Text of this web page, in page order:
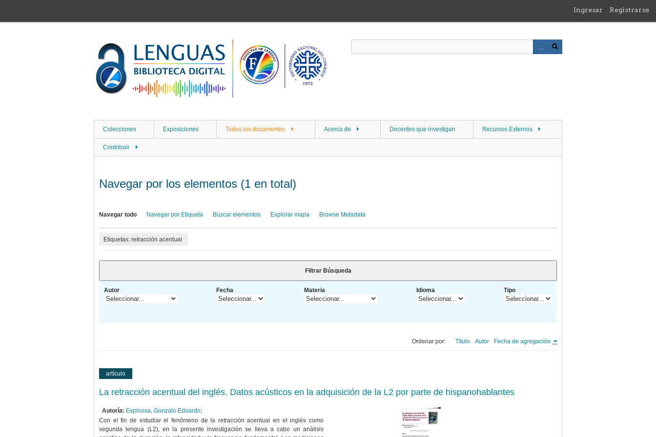
contenido
Ingresar Registrarse
Colecciones Exposiciones Todos los documentos Acerca de Docentes que investigan Recursos Externos
Contribuir
Navegar por los elementos (1 en total)
Navegar todo Navegar por Etiqueta Buscar elementos Explorar mapa Browse Metadata
Etiquetas: retracción acentual
Filtrar Búsqueda
Autor Fecha Materia Idioma Tipo
Ordenar por: Título Autor Fecha de agregación
artículo
La retracción acentual del inglés. Datos acústicos en la adquisición de la L2 por parte de hispanohablantes
Autoría: Espinosa, Gonzalo Eduardo;
Con el fin de estudiar el fenómeno de la retracción acentual en el inglés como
segunda lengua (L2), en la presente investigación se lleva a cabo un análisis